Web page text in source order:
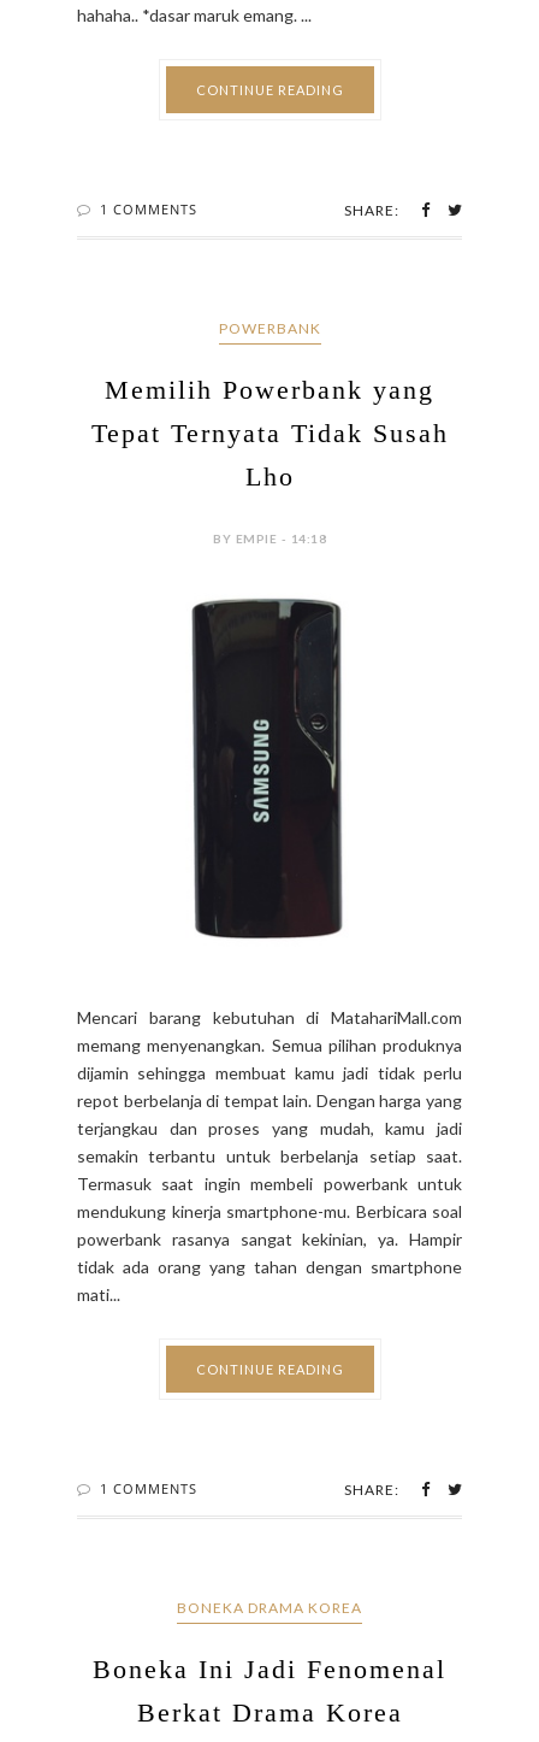
hahaha.. *dasar maruk emang. ...
CONTINUE READING
1 COMMENTS SHARE:
POWERBANK
Memilih Powerbank yang
Tepat Ternyata Tidak Susah
Lho
BY EMPIE - 14:18
Mencari barang kebutuhan di MatahariMall.com
memang menyenangkan. Semua pilihan produknya
dijamin sehingga membuat kamu jadi tidak perlu
repot berbelanja di tempat lain. Dengan harga yang
terjangkau dan proses yang mudah, kamu jadi
semakin terbantu untuk berbelanja setiap saat.
Termasuk saat ingin membeli powerbank untuk
mendukung kinerja smartphone-mu. Berbicara soal
powerbank rasanya sangat kekinian, ya. Hampir
tidak ada orang yang tahan dengan smartphone
mati...
CONTINUE READING
1 COMMENTS SHARE:
BONEKA DRAMA KOREA
Boneka Ini Jadi Fenomenal
Berkat Drama Korea